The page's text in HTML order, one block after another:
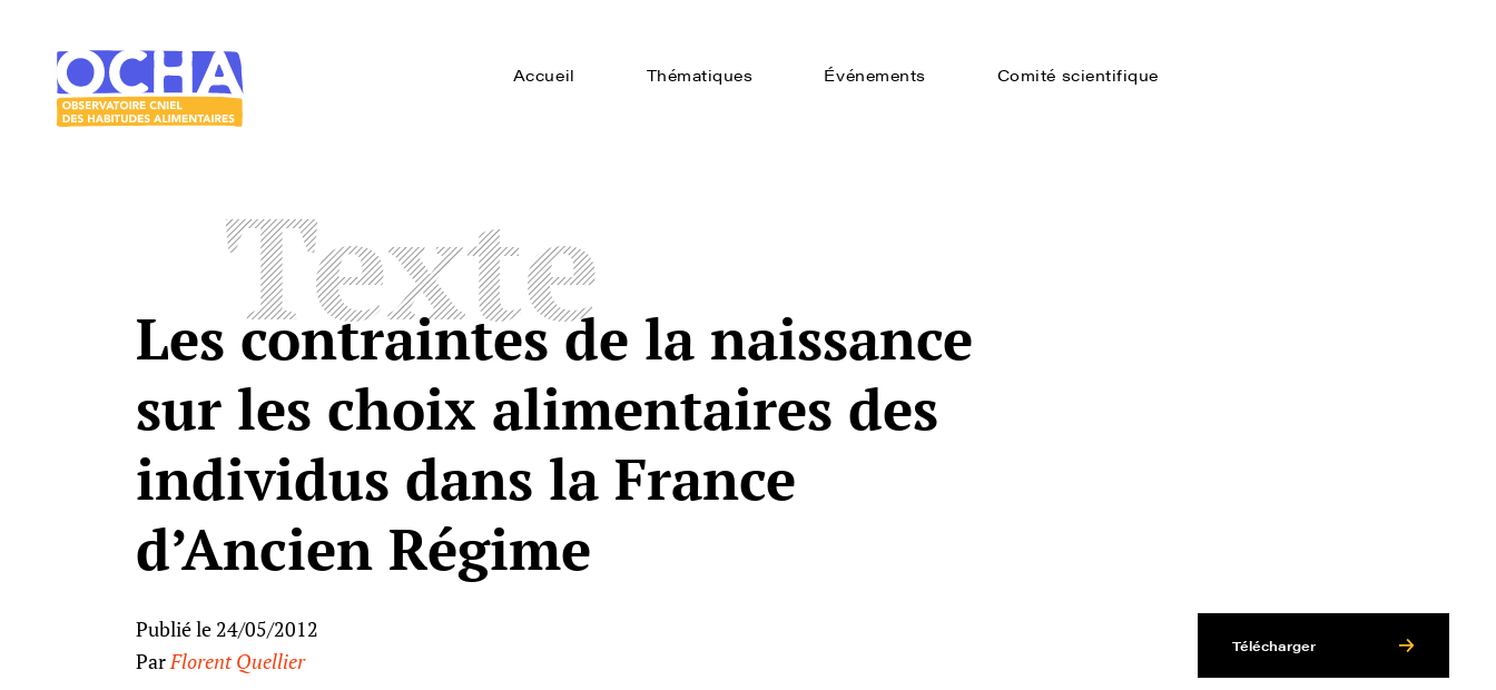
Accueil Thématiques Événements Comité scientifique
Texte
Les contraintes de la naissance
sur les choix alimentaires des
individus dans la France
d’Ancien Régime
Publié le 24/05/2012
Par Florent Quellier
Télécharger